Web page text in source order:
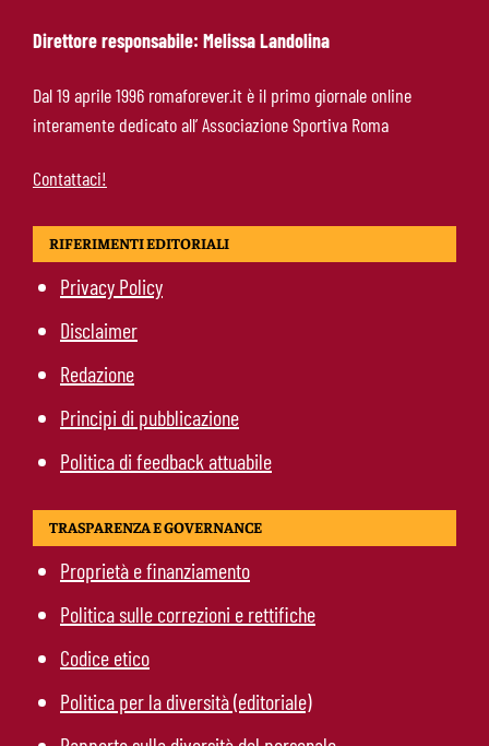
Brighton-Roma 3-0, brusco stop per Gasperini:
attacco sterile e difesa troppo fragile
Direttore responsabile: Melissa Landolina
Dal 19 aprile 1996 romaforever.it è il primo giornale online
interamente dedicato all’ Associazione Sportiva Roma
Contattaci!
RIFERIMENTI EDITORIALI
Privacy Policy
Disclaimer
Redazione
Principi di pubblicazione
Politica di feedback attuabile
TRASPARENZA E GOVERNANCE
Proprietà e finanziamento
Politica sulle correzioni e rettifiche
Codice etico
Politica per la diversità (editoriale)